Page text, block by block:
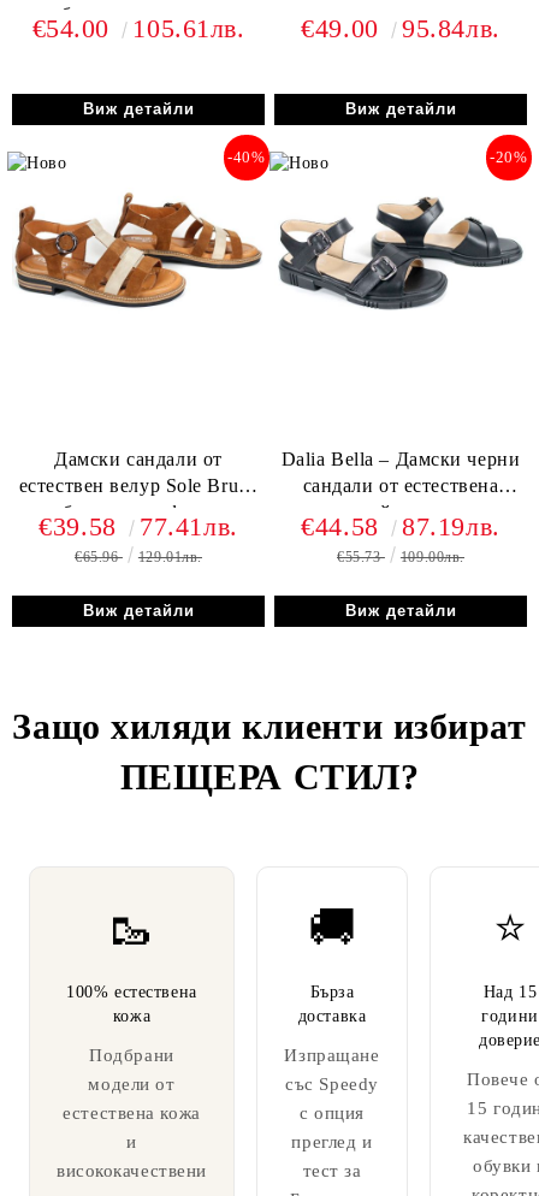
таба цвят с елегантен
бежов акцент
€54.00 105.61лв.
Виж детайли
комфортно шито ходило
€49.00 95.84лв.
Виж детайли
Дамски сандали от
естествен велур Sole Bruna
– бежово и кафяво, с
кожена стелка и олекотено
ходило
-40%
€39.58 77.41лв.
€65.96 129.01лв.
Виж детайли
Dalia Bella – Дамски черни
сандали от естествена
кожа с двойна катарама и
удобно ниско ходило
-20%
€44.58 87.19лв.
€55.73 109.00лв.
Виж детайли
Защо хиляди клиенти избират
ПЕЩЕРА СТИЛ?
🥾
100% естествена
кожа
Подбрани
модели от
естествена кожа
и
висококачествени
🚚
Бърза
доставка
Изпращане
със Speedy
с опция
преглед и
тест за
⭐
Над 15
години
Повече
15
обувки